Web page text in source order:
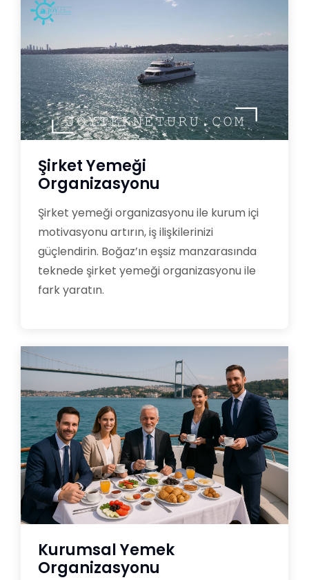
Şirket Yemeği
Organizasyonu
Şirket yemeği organizasyonu ile kurum içi
motivasyonu artırın, iş ilişkilerinizi
güçlendirin. Boğaz’ın eşsiz manzarasında
teknede şirket yemeği organizasyonu ile
fark yaratın.
Kurumsal Yemek
Organizasyonu